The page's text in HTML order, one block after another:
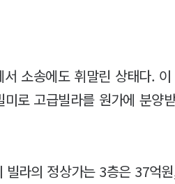
소송에도 휘말린 상태다.
로 고급빌라를 원가에 분양
라의 정상가는 3층은 37억